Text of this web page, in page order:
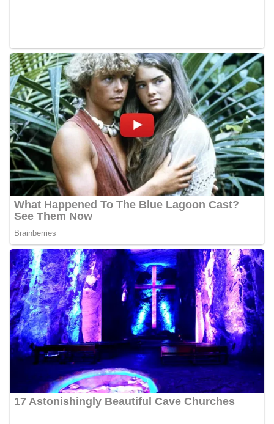
kolektif warga akan pentingnya menjaga
keamanan, ketertiban, dan kekompakan
lingkungan, khususnya dalam menyambut
momentum bersejarah HUT Kemerdekaan
Republik Indonesia.‎Kegiatan sambang ini
rencananya akan terus dilaksanakan secara rutin
oleh Bhabinkamtibmas di wilayah Kelurahan
Sunggal sebagai bagian dari upaya menciptakan
situasi Kamtibmas yang aman dan kondusif,
sekaligus menumbuhkan semangat nasionalisme
warga dalam menyambut Hari Kemerdekaan RI.
Percepat Penanganan Infrastruktur Kota Medan,
Dinas SDABMBK Perkuat Sinergi dengan
Kecamatan
Ketua DPRD Medan Terima Silaturahmi Kapolres
Belawan, Bahas Narkoba, Kriminalitas hingga
Potensi Ekonomi
Bhabinkamtibmas Polsek Medan Sunggal
Sambangi Warga Kelurahan Sunggal, Ingatkan
Pemasangan Bendera Merah Putih Jelang HUT
Kemerdekaan RI‎‎Medan, 5 Agustus 2026 — Dalam
rangka menyambut Hari Ulang Tahun
Kemerdekaan Republik Indonesia yang ke-81,
Bhabinkamtibmas Kelurahan Sunggal, Aiptu
Muliyadi Suraukur, melaksanakan kegiatan
sambang Door to Door System (DDS) kepada
warga di wilayah Kelurahan Sunggal, Kecamatan
Medan Sunggal, pada Rabu (05/08/2026).‎‎Kegiatan
tersebut berlangsung sejak pukul 09.00 WIB
hingga selesai, menyasar rumah-rumah warga di